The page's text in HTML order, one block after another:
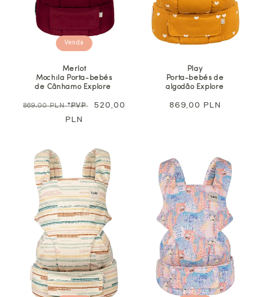
Venda
Merlot
Mochila Porta-bebés
de Cânhamo Explore
Preço
869,00 PLN*PVP
Preço
520,00
PLN
Play
Porta-bebés de
algodão Explore
Preço
869,00 PLN